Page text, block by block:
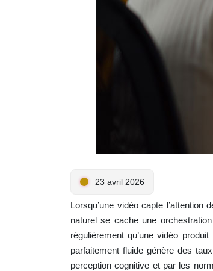
23 avril 2026
Lorsqu’une vidéo capte
naturel se cache une
régulièrement qu’une vidéo
parfaitement fluide génère des
perception cognitive et par les